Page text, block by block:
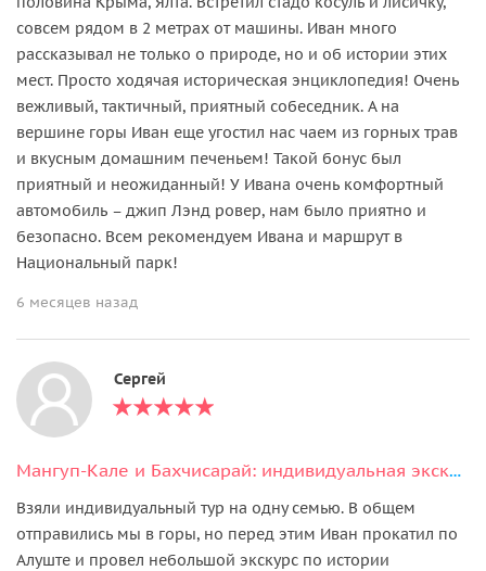
совсем рядом в 2 метрах от машины. Иван много
рассказывал не только о природе, но и об истории этих
мест. Просто ходячая историческая энциклопедия! Очень
вежливый, тактичный, приятный собеседник. А на
вершине горы Иван еще угостил нас чаем из горных трав
и вкусным домашним печеньем! Такой бонус был
приятный и неожиданный! У Ивана очень комфортный
автомобиль – джип Лэнд ровер, нам было приятно и
безопасно. Всем рекомендуем Ивана и маршрут в
Национальный парк!
6 месяцев назад
Сергей
Мангуп-Кале и Бахчисарай: индивидуальная экскурсия
Взяли индивидуальный тур на одну семью. В общем
отправились мы в горы, но перед этим Иван прокатил по
Алуште и провел небольшой экскурс по истории